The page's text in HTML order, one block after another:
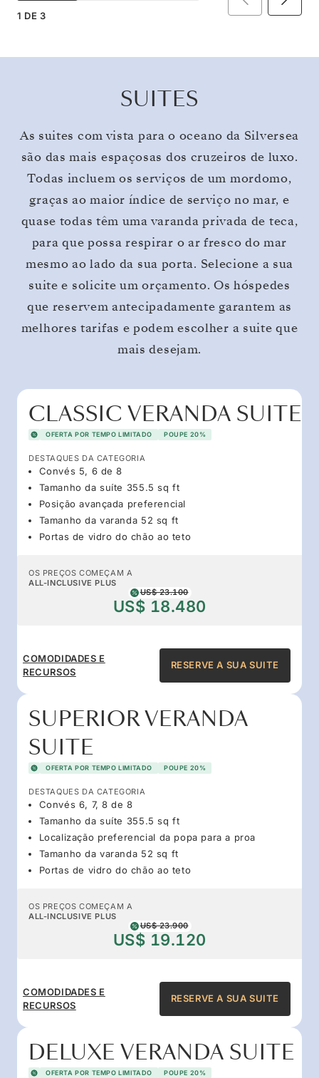
1 DE 3
SUITES
As suites com vista para o oceano da Silversea
são das mais espaçosas dos cruzeiros de luxo.
Todas incluem os serviços de um mordomo,
graças ao maior índice de serviço no mar, e
quase todas têm uma varanda privada de teca,
para que possa respirar o ar fresco do mar
mesmo ao lado da sua porta. Selecione a sua
suite e solicite um orçamento. Os hóspedes
que reservem antecipadamente garantem as
melhores tarifas e podem escolher a suite que
mais desejam.
CLASSIC VERANDA SUITE
OFERTA POR TEMPO LIMITADO POUPE 20%
DESTAQUES DA CATEGORIA
Convés 5, 6 de 8
Tamanho da suíte 355.5 sq ft
Posição avançada preferencial
Tamanho da varanda 52 sq ft
Portas de vidro do chão ao teto
OS PREÇOS COMEÇAM A
ALL-INCLUSIVE PLUS
US$ 23.100
US$ 18.480
COMODIDADES E
RECURSOS
RESERVE A SUA SUITE
SUPERIOR VERANDA
SUITE
OFERTA POR TEMPO LIMITADO POUPE 20%
DESTAQUES DA CATEGORIA
Convés 6, 7, 8 de 8
Tamanho da suíte 355.5 sq ft
Localização preferencial da popa para a proa
Tamanho da varanda 52 sq ft
Portas de vidro do chão ao teto
OS PREÇOS COMEÇAM A
ALL-INCLUSIVE PLUS
US$ 23.900
US$ 19.120
COMODIDADES E
RECURSOS
RESERVE A SUA SUITE
DELUXE VERANDA SUITE
OFERTA POR TEMPO LIMITADO POUPE 20%